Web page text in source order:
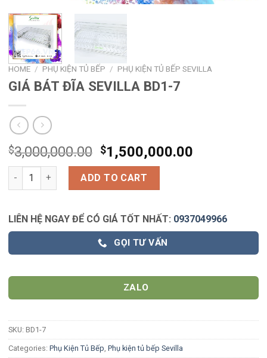
HOME / PHỤ KIỆN TỦ BẾP / PHỤ KIỆN TỦ BẾP SEVILLA
GIÁ BÁT ĐĨA SEVILLA BD1-7
$3,000,000.00 $1,500,000.00
GIÁ BÁT ĐĨA SEVILLA BD1-7 quantity
ADD TO CART
LIÊN HỆ NGAY ĐỂ CÓ GIÁ TỐT NHẤT: 0937049966
GỌI TƯ VẤN
ZALO
SKU: BD1-7
Categories: Phụ Kiện Tủ Bếp Phụ kiện tủ bếp Sevilla